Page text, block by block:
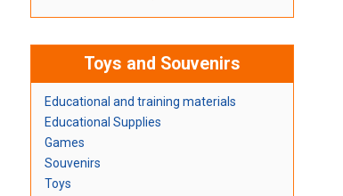
Toys and Souvenirs
Educational and training materials
Educational Supplies
Games
Souvenirs
Toys